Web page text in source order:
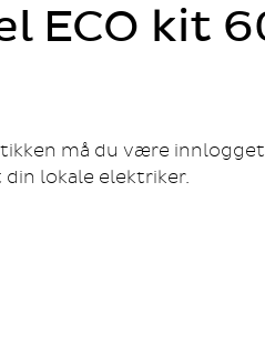
ECO kit
må du være
lokale elektriker.